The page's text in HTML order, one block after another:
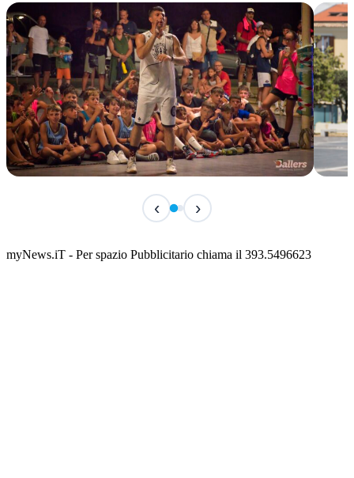
Classic Contest 3vs3 Memorial Michele
📅 6 Agosto 2026 · 09:00 · 📍 Lungomare C. Colombo
‹ ›
myNews.iT - Per spazio Pubblicitario chiama il 393.5496623